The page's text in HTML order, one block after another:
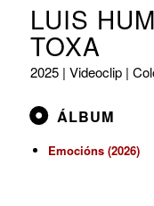
LUIS
TOXA
2025 | Videoclip |
ÁLBUM
Emocións (2026)